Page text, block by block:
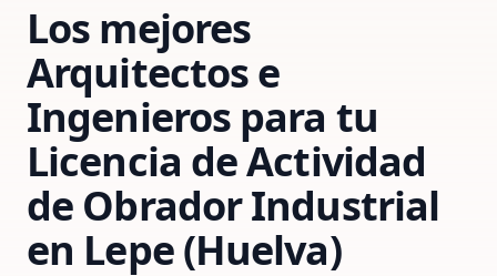
Los mejores
Arquitectos e
Ingenieros para tu
Licencia de Actividad
de Obrador Industrial
en Lepe (Huelva)